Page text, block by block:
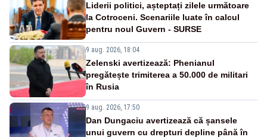
Liderii politici, așteptați zilele următoare
la Cotroceni. Scenariile luate în calcul
pentru noul Guvern - SURSE
9 aug. 2026, 18:04
Zelenski avertizează: Phenianul
pregătește trimiterea a 50.000 de militari
în Rusia
9 aug. 2026, 17:50
Dan Dungaciu avertizează că șansele
unui guvern cu drepturi depline până în